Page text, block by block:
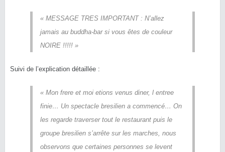
« MESSAGE TRES IMPORTANT : N’allez
jamais au buddha-bar si vous êtes de couleur
NOIRE !!!!! »
Suivi de l’explication détaillée :
« Mon frere et moi etions venus diner, l entree
finie… Un spectacle bresilien a commencé… On
les regarde traverser tout le restaurant puis le
groupe bresilien s’arrête sur les marches, nous
observons que certaines personnes se levent